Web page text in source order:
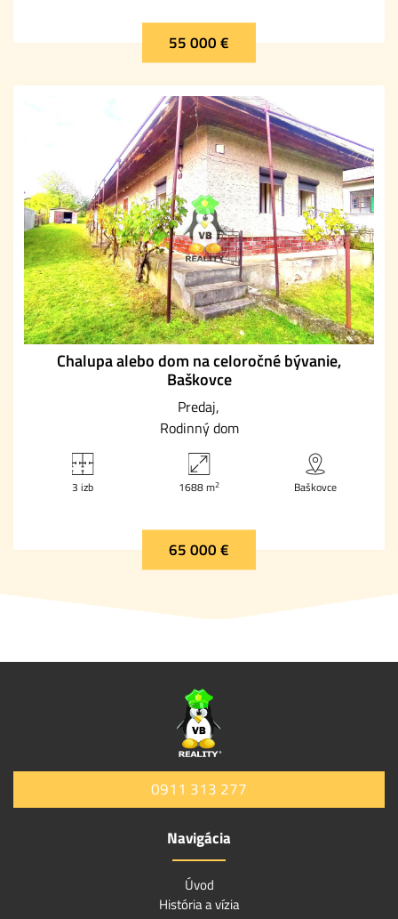
55 000 €
Chalupa alebo dom na celoročné bývanie,
Baškovce
Predaj
Rodinný dom
3 izb 1688 m2 Baškovce
65 000 €
0911 313 277
Navigácia
Úvod
História a vízia